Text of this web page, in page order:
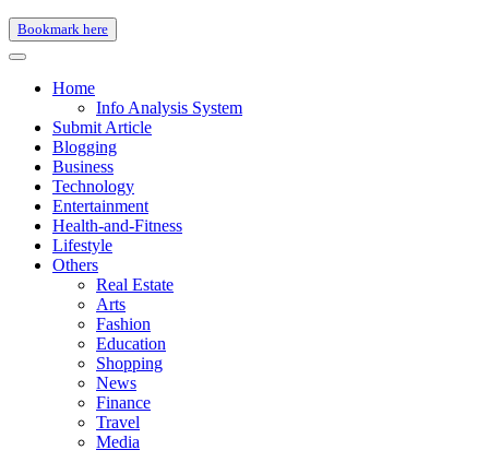
Bookmark here
Home
Info Analysis System
Submit Article
Blogging
Business
Technology
Entertainment
Health-and-Fitness
Lifestyle
Others
Real Estate
Arts
Fashion
Education
Shopping
News
Finance
Travel
Media